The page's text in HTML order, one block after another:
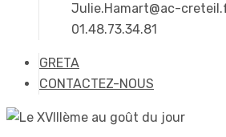
Julie.Hamart@ac-
01.48.73.34.81
GRETA
CONTACTEZ-NOUS